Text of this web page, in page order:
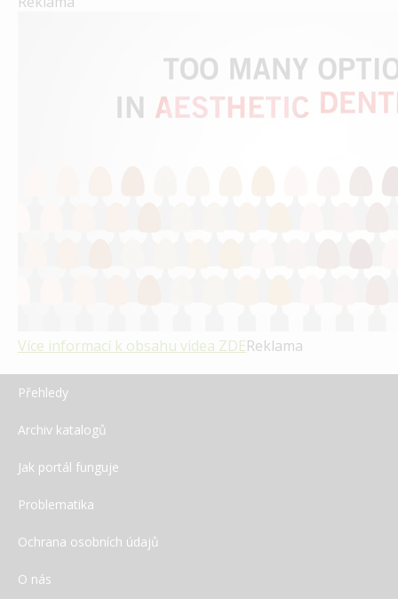
Více informací k obsahu videa ZDEReklama
Přehledy
Archiv katalogů
Jak portál funguje
Problematika
Ochrana osobních údajů
O nás